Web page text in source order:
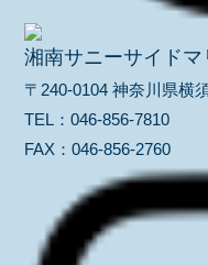
湘南サニーサイドマ
〒240-0104 神奈川県横
TEL：046-856-7810
FAX：046-856-2760